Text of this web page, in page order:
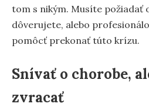
tom s nikým. Musíte požiadať
dôverujete, alebo
pomôcť prekonať túto krízu.
Snívať o chorobe,
zvracať